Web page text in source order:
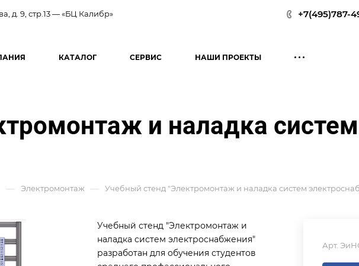
д. 9, стр.13 — «БЦ Калибр» +7(495)787-
КАТАЛОГ СЕРВИС НАШИ ПРОЕКТЫ
и наладка систем
— Электромонтаж — Учебный стенд "Электромонтаж и наладка систем
Арт.
Учебный стенд "Электромонтаж и
наладка систем электроснабжения"
разработан для обучения студентов